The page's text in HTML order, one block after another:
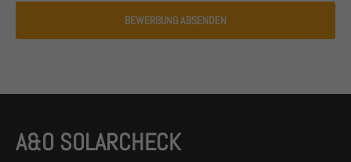
BEWERBUNG ABSENDEN
A&O SOLARCHECK